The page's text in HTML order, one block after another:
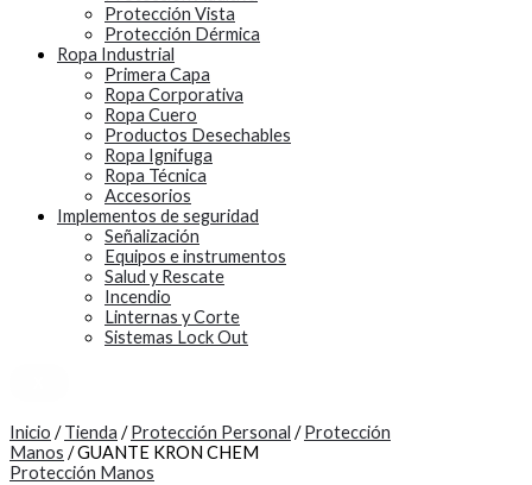
Protección Vista
Protección Dérmica
Ropa Industrial
Primera Capa
Ropa Corporativa
Ropa Cuero
Productos Desechables
Ropa Ignifuga
Ropa Técnica
Accesorios
Implementos de seguridad
Señalización
Equipos e instrumentos
Salud y Rescate
Incendio
Linternas y Corte
Sistemas Lock Out
Inicio /Tienda /Protección Personal /Protección
Manos / GUANTE KRON CHEM
Protección Manos